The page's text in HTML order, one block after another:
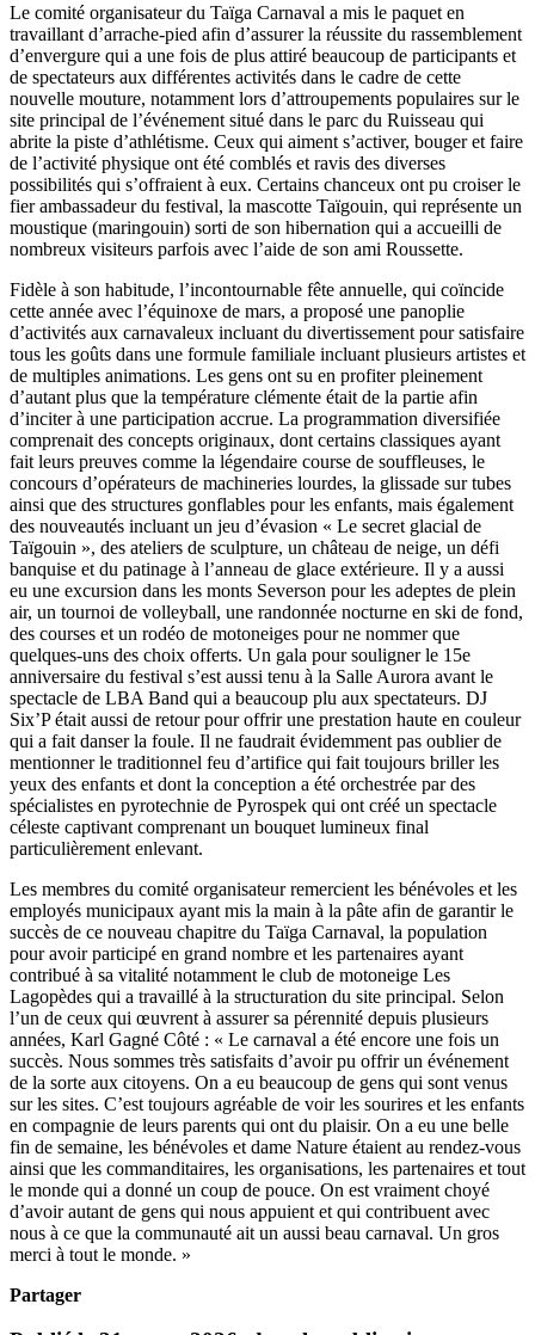
Le comité organisateur du Taïga Carnaval a mis le paquet en
travaillant d’arrache-pied afin d’assurer la réussite du rassemblement
d’envergure qui a une fois de plus attiré beaucoup de participants et
de spectateurs aux différentes activités dans le cadre de cette
nouvelle mouture, notamment lors d’attroupements populaires sur le
site principal de l’événement situé dans le parc du Ruisseau qui
abrite la piste d’athlétisme. Ceux qui aiment s’activer, bouger et faire
de l’activité physique ont été comblés et ravis des diverses
possibilités qui s’offraient à eux. Certains chanceux ont pu croiser le
fier ambassadeur du festival, la mascotte Taïgouin, qui représente un
moustique (maringouin) sorti de son hibernation qui a accueilli de
nombreux visiteurs parfois avec l’aide de son ami Roussette.
Fidèle à son habitude, l’incontournable fête annuelle, qui coïncide
cette année avec l’équinoxe de mars, a proposé une panoplie
d’activités aux carnavaleux incluant du divertissement pour satisfaire
tous les goûts dans une formule familiale incluant plusieurs artistes et
de multiples animations. Les gens ont su en profiter pleinement
d’autant plus que la température clémente était de la partie afin
d’inciter à une participation accrue. La programmation diversifiée
comprenait des concepts originaux, dont certains classiques ayant
fait leurs preuves comme la légendaire course de souffleuses, le
concours d’opérateurs de machineries lourdes, la glissade sur tubes
ainsi que des structures gonflables pour les enfants, mais également
des nouveautés incluant un jeu d’évasion « Le secret glacial de
Taïgouin », des ateliers de sculpture, un château de neige, un défi
banquise et du patinage à l’anneau de glace extérieure. Il y a aussi
eu une excursion dans les monts Severson pour les adeptes de plein
air, un tournoi de volleyball, une randonnée nocturne en ski de fond,
des courses et un rodéo de motoneiges pour ne nommer que
quelques-uns des choix offerts. Un gala pour souligner le 15e
anniversaire du festival s’est aussi tenu à la Salle Aurora avant le
spectacle de LBA Band qui a beaucoup plu aux spectateurs. DJ
Six’P était aussi de retour pour offrir une prestation haute en couleur
qui a fait danser la foule. Il ne faudrait évidemment pas oublier de
mentionner le traditionnel feu d’artifice qui fait toujours briller les
yeux des enfants et dont la conception a été orchestrée par des
spécialistes en pyrotechnie de Pyrospek qui ont créé un spectacle
céleste captivant comprenant un bouquet lumineux final
particulièrement enlevant.
Les membres du comité organisateur remercient les bénévoles et les
employés municipaux ayant mis la main à la pâte afin de garantir le
succès de ce nouveau chapitre du Taïga Carnaval, la population
pour avoir participé en grand nombre et les partenaires ayant
contribué à sa vitalité notamment le club de motoneige Les
Lagopèdes qui a travaillé à la structuration du site principal. Selon
l’un de ceux qui œuvrent à assurer sa pérennité depuis plusieurs
années, Karl Gagné Côté : « Le carnaval a été encore une fois un
succès. Nous sommes très satisfaits d’avoir pu offrir un événement
de la sorte aux citoyens. On a eu beaucoup de gens qui sont venus
sur les sites. C’est toujours agréable de voir les sourires et les enfants
en compagnie de leurs parents qui ont du plaisir. On a eu une belle
fin de semaine, les bénévoles et dame Nature étaient au rendez-vous
ainsi que les commanditaires, les organisations, les partenaires et tout
le monde qui a donné un coup de pouce. On est vraiment choyé
d’avoir autant de gens qui nous appuient et qui contribuent avec
nous à ce que la communauté ait un aussi beau carnaval. Un gros
merci à tout le monde. »
Partager